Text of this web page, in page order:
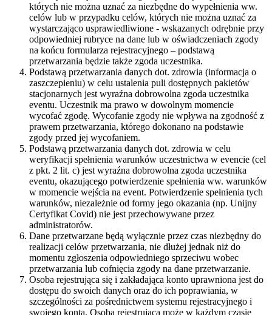
których nie można uznać za niezbędne do wypełnienia ww.
celów lub w przypadku celów, których nie można uznać za
wystarczająco usprawiedliwione - wskazanych odrębnie przy
odpowiedniej rubryce na dane lub w oświadczeniach zgody
na końcu formularza rejestracyjnego – podstawą
przetwarzania będzie także zgoda uczestnika.
Podstawą przetwarzania danych dot. zdrowia (informacja o
zaszczepieniu) w celu ustalenia puli dostępnych pakietów
stacjonarnych jest wyraźna dobrowolna zgoda uczestnika
eventu. Uczestnik ma prawo w dowolnym momencie
wycofać zgodę. Wycofanie zgody nie wpływa na zgodność z
prawem przetwarzania, którego dokonano na podstawie
zgody przed jej wycofaniem.
Podstawą przetwarzania danych dot. zdrowia w celu
weryfikacji spełnienia warunków uczestnictwa w evencie (cel
z pkt. 2 lit. c) jest wyraźna dobrowolna zgoda uczestnika
eventu, okazującego potwierdzenie spełnienia ww. warunków
w momencie wejścia na event. Potwierdzenie spełnienia tych
warunków, niezależnie od formy jego okazania (np. Unijny
Certyfikat Covid) nie jest przechowywane przez
administratorów.
Dane przetwarzane będą wyłącznie przez czas niezbędny do
realizacji celów przetwarzania, nie dłużej jednak niż do
momentu zgłoszenia odpowiedniego sprzeciwu wobec
przetwarzania lub cofnięcia zgody na dane przetwarzanie.
Osoba rejestrująca się i zakładająca konto uprawniona jest do
dostępu do swoich danych oraz do ich poprawiania, w
szczególności za pośrednictwem systemu rejestracyjnego i
swojego konta. Osoba rejestrująca może w każdym czasie